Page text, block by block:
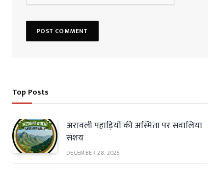
Top Posts
अरावली पहाड़ियों की अस्मिता पर सवालिया
संशय
DECEMBER 28, 2025